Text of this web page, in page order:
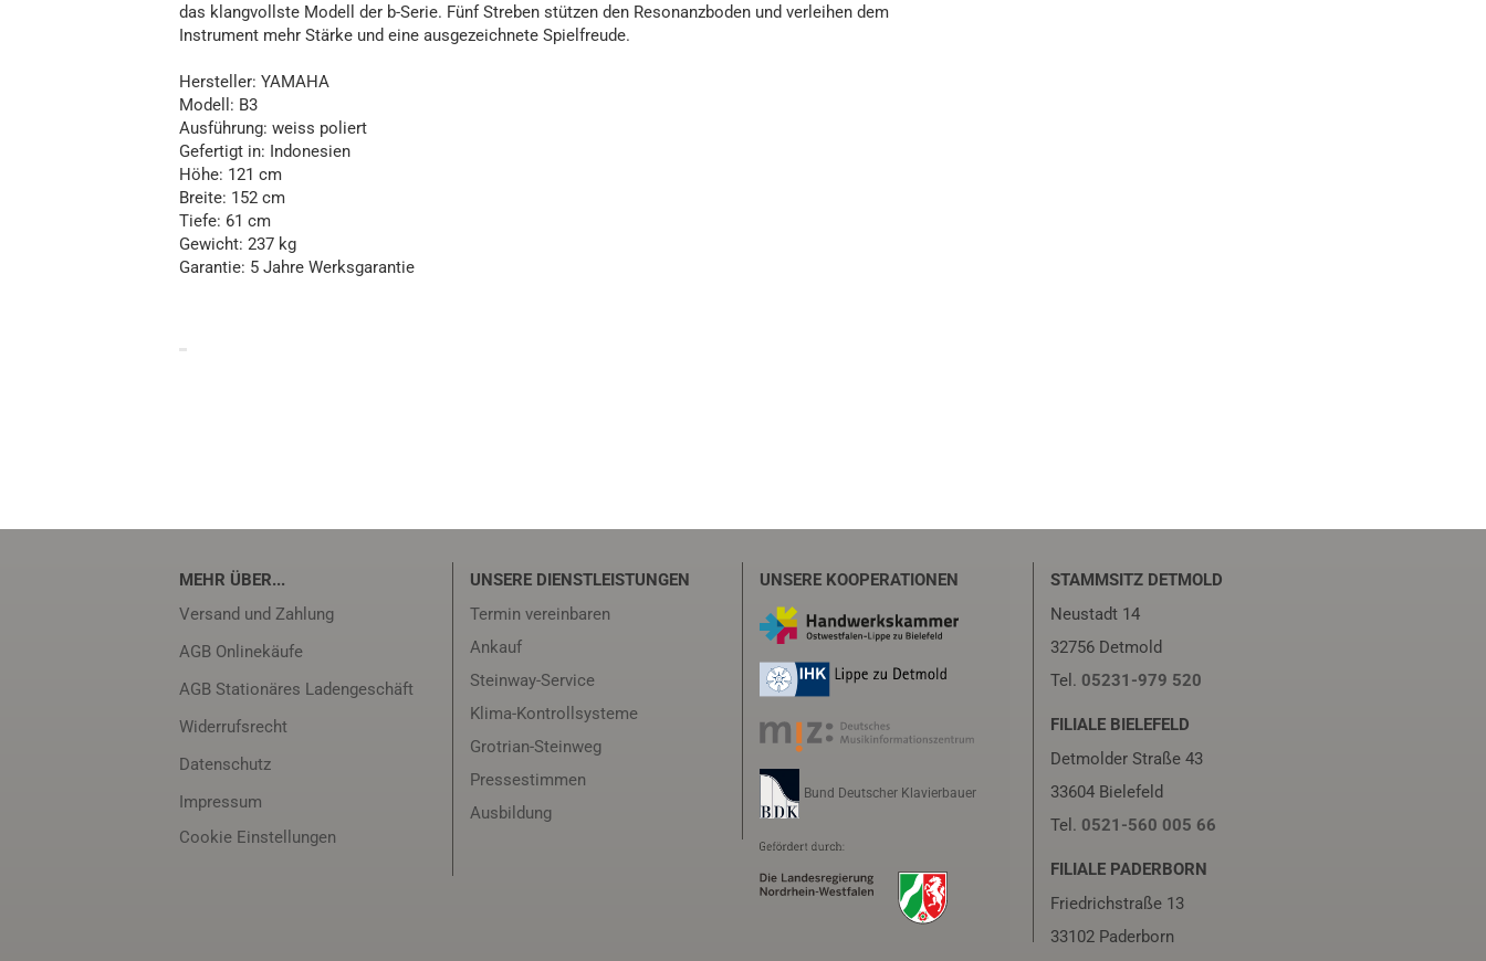
das klangvollste Modell der b-Serie. Fünf Streben stützen den Resonanzboden und verleihen dem
Instrument mehr Stärke und eine ausgezeichnete Spielfreude.
Hersteller: YAMAHA
Modell: B3
Ausführung: weiss poliert
Gefertigt in: Indonesien
Höhe: 121 cm
Breite: 152 cm
Tiefe: 61 cm
Gewicht: 237 kg
Garantie: 5 Jahre Werksgarantie
MEHR ÜBER...
Versand und Zahlung
AGB Onlinekäufe
AGB Stationäres Ladengeschäft
Widerrufsrecht
Datenschutz
Impressum
Cookie Einstellungen
UNSERE DIENSTLEISTUNGEN
Termin vereinbaren
Ankauf
Steinway-Service
Klima-Kontrollsysteme
Grotrian-Steinweg
Pressestimmen
Ausbildung
UNSERE KOOPERATIONEN
Bund Deutscher Klavierbauer
STAMMSITZ DETMOLD
Neustadt 14
32756 Detmold
Tel. 05231-979 520
FILIALE BIELEFELD
Detmolder Straße 43
33604 Bielefeld
Tel. 0521-560 005 66
FILIALE PADERBORN
Friedrichstraße 13
33102 Paderborn